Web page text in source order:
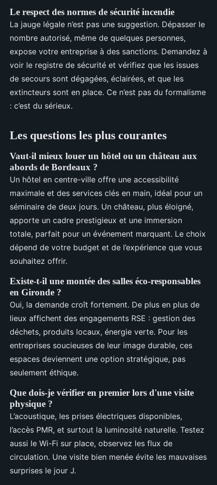
Le respect des normes de sécurité incendie
La jauge légale n’est pas une suggestion. Dépasser le
nombre autorisé, même de quelques personnes,
expose votre entreprise à des sanctions. Demandez à
voir le registre de sécurité et vérifiez que les issues
de secours sont dégagées, éclairées, et que les
extincteurs sont en place. Ce n’est pas du formalisme
: c’est du sérieux.
Les questions les plus courantes
Vaut-il mieux louer un hôtel ou un château aux
abords de Bordeaux ?
Un hôtel en centre-ville offre une accessibilité
maximale et des services clés en main, idéal pour un
séminaire de deux jours. Un château, plus éloigné,
apporte un cadre prestigieux et une immersion
totale, parfait pour un événement marquant. Le choix
dépend de votre budget et de l’expérience que vous
souhaitez offrir.
Existe-t-il une montée des salles éco-responsables
en Gironde ?
Oui, la demande croît fortement. De plus en plus de
lieux affichent des engagements RSE : gestion des
déchets, produits locaux, énergie verte. Pour les
entreprises soucieuses de leur image durable, ces
espaces deviennent une option stratégique, pas
seulement éthique.
Que dois-je vérifier en premier lors d'une visite
physique ?
L’acoustique, les prises électriques disponibles,
l’accès PMR, et surtout la luminosité naturelle. Testez
aussi le Wi-Fi sur place, observez les flux de
circulation. Une visite bien menée évite les mauvaises
surprises le jour J.